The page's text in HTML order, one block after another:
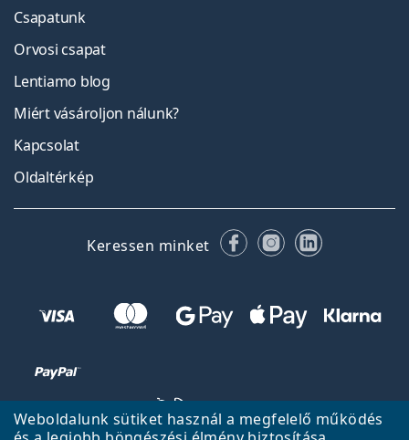
Weboldalunk sütiket használ a megfelelő működés
Csapatunk
Orvosi csapat
Lentiamo blog
Miért vásároljon nálunk?
Kapcsolat
Oldaltérkép
Keressen minket FacebookInstagram
LinkedIn